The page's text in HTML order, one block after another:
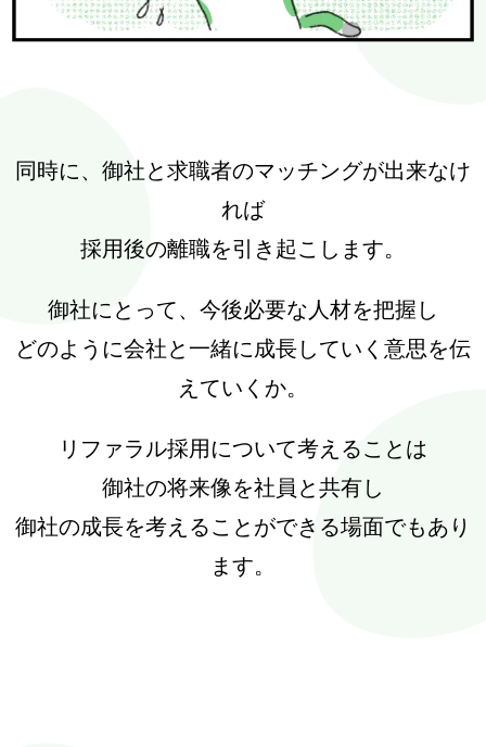
同時に、御社と求職者のマッチングが出来なけ
れば
採用後の離職を引き起こします。
御社にとって、今後必要な人材を把握し
どのように会社と一緒に成長していく意思を伝
えていくか。
リファラル採用について考えることは
御社の将来像を社員と共有し
御社の成長を考えることができる場面でもあり
ます。